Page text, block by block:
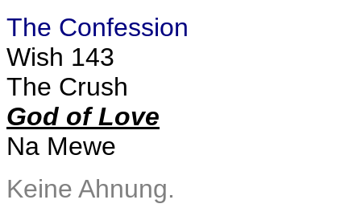
The Confession
Wish 143
The Crush
God of Love
Na Mewe
Keine Ahnung.